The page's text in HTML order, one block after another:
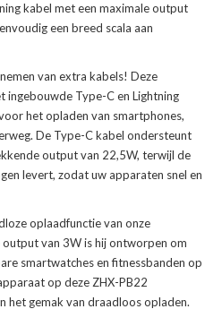
kabel met een maximale output
een breed scala aan
van extra kabels! Deze
Type-C en Lightning
het opladen van smartphones,
De Type-C kabel ondersteunt
output van 22,5W, terwijl de
levert, zodat uw apparaten snel en
oplaadfunctie van onze
van 3W is hij ontworpen om
smartwatches en fitnessbanden op
op deze ZHX-PB22
het gemak van draadloos opladen.